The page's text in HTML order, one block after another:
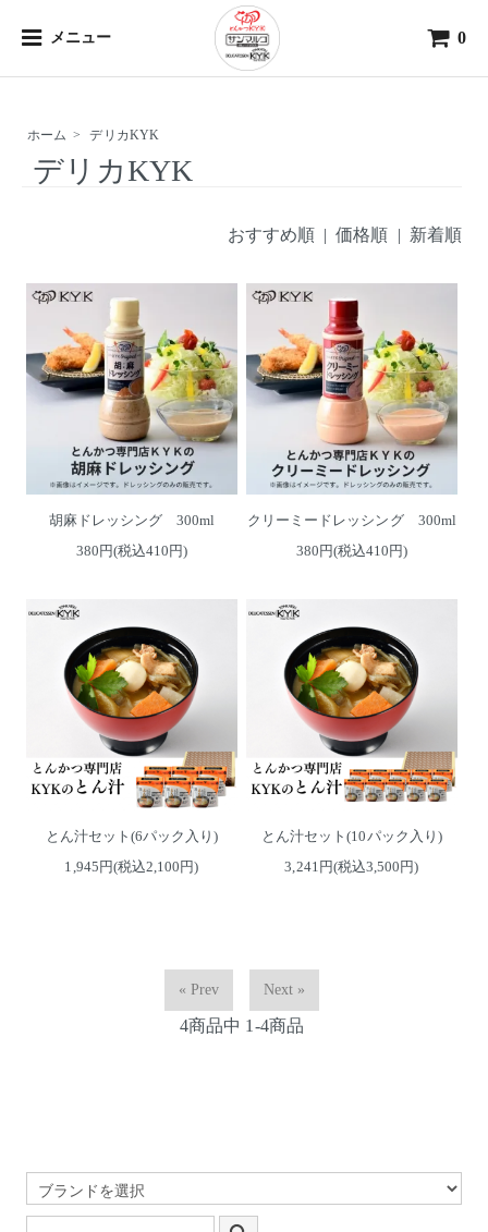
メニュー 0
ホーム > デリカKYK
デリカKYK
おすすめ順| 価格順 | 新着順
胡麻ドレッシング 300ml
380円(税込410円)
クリーミードレッシング 300ml
380円(税込410円)
とん汁セット(6パック入り)
1,945円(税込2,100円)
とん汁セット(10パック入り)
3,241円(税込3,500円)
« Prev Next »
4商品中 1-4商品